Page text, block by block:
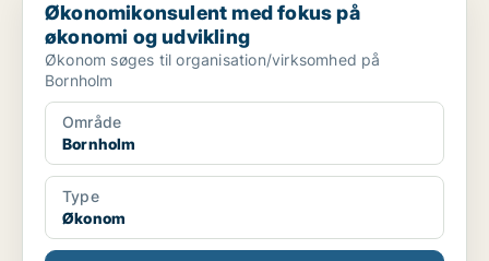
Økonomikonsulent med fokus på
økonomi og udvikling
Økonom søges til organisation/virksomhed på
Bornholm
Område
Bornholm
Type
Økonom